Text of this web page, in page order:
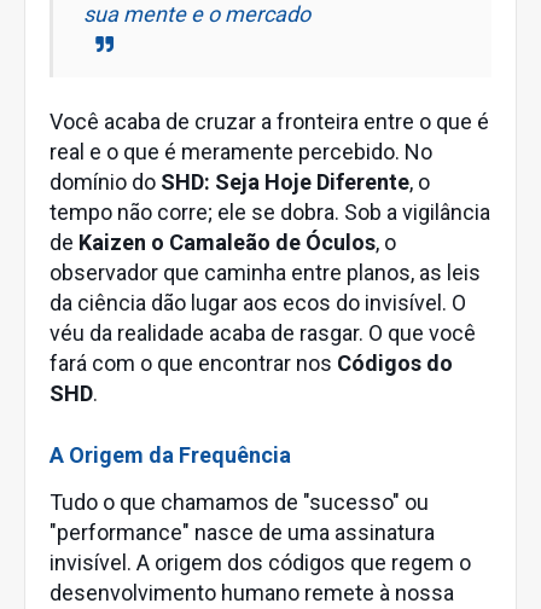
sua mente e o mercado
Você acaba de cruzar a fronteira entre o que é
real e o que é meramente percebido. No
domínio do SHD: Seja Hoje Diferente, o
tempo não corre; ele se dobra. Sob a vigilância
de Kaizen o Camaleão de Óculos, o
observador que caminha entre planos, as leis
da ciência dão lugar aos ecos do invisível. O
véu da realidade acaba de rasgar. O que você
fará com o que encontrar nos Códigos do
SHD.
A Origem da Frequência
Tudo o que chamamos de "sucesso" ou
"performance" nasce de uma assinatura
invisível. A origem dos códigos que regem o
desenvolvimento humano remete à nossa